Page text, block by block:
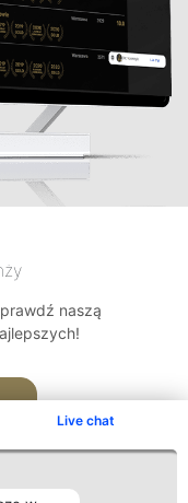
Live chat
naszą